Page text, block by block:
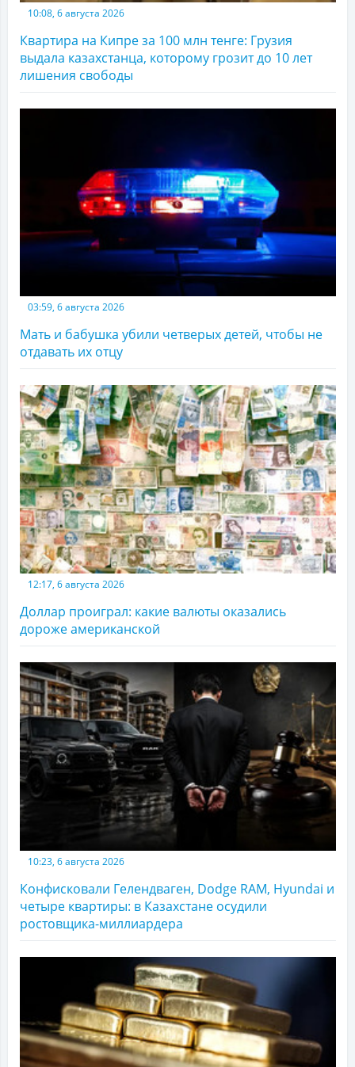
10:08, 6 августа 2026
Квартира на Кипре за 100 млн тенге: Грузия
выдала казахстанца, которому грозит до 10 лет
лишения свободы
03:59, 6 августа 2026
Мать и бабушка убили четверых детей, чтобы не
отдавать их отцу
12:17, 6 августа 2026
Доллар проиграл: какие валюты оказались
дороже американской
10:23, 6 августа 2026
Конфисковали Гелендваген, Dodge RAM, Hyundai и
четыре квартиры: в Казахстане осудили
ростовщика-миллиардера